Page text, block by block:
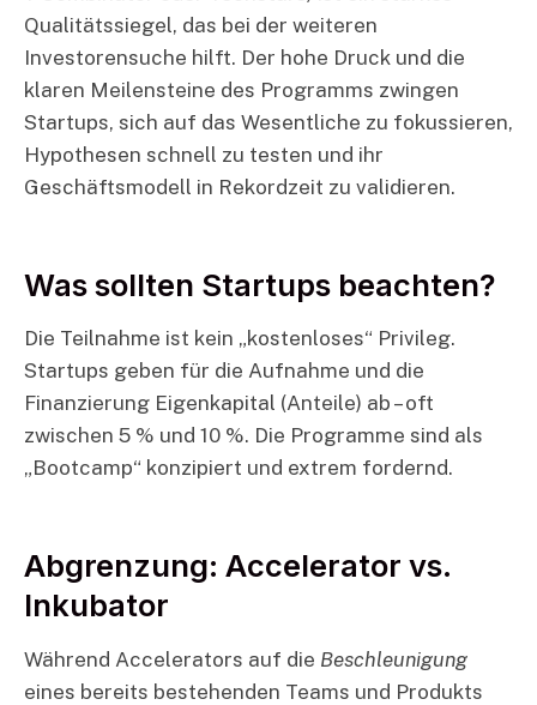
Qualitätssiegel, das bei der weiteren
Investorensuche hilft. Der hohe Druck und die
klaren Meilensteine des Programms zwingen
Startups, sich auf das Wesentliche zu fokussieren,
Hypothesen schnell zu testen und ihr
Geschäftsmodell in Rekordzeit zu validieren.
Was sollten Startups beachten?
Die Teilnahme ist kein „kostenloses“ Privileg.
Startups geben für die Aufnahme und die
Finanzierung Eigenkapital (Anteile) ab – oft
zwischen 5 % und 10 %. Die Programme sind als
„Bootcamp“ konzipiert und extrem fordernd.
Abgrenzung: Accelerator vs.
Inkubator
Während Accelerators auf die Beschleunigung
eines bereits bestehenden Teams und Produkts